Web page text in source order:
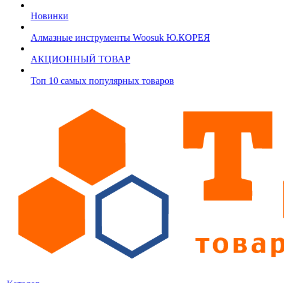
Новинки
Алмазные инструменты Woosuk Ю.КОРЕЯ
АКЦИОННЫЙ ТОВАР
Топ 10 самых популярных товаров